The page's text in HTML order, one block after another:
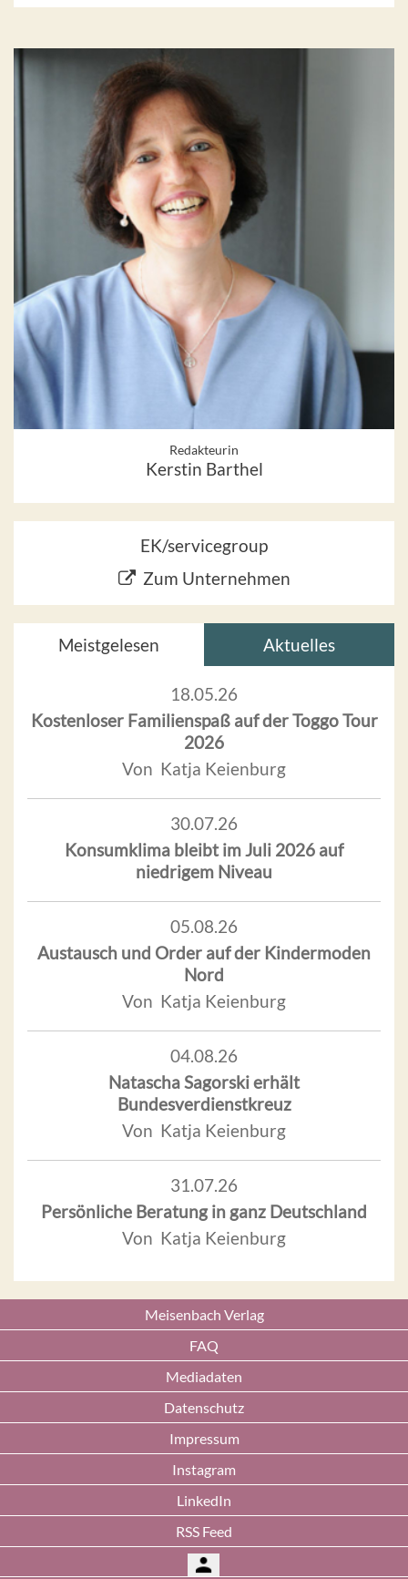
Redakteurin
Kerstin Barthel
EK/servicegroup
Zum Unternehmen
Meistgelesen Aktuelles
18.05.26
Kostenloser Familienspaß auf der Toggo Tour
2026
Von Katja Keienburg
30.07.26
Konsumklima bleibt im Juli 2026 auf
niedrigem Niveau
05.08.26
Austausch und Order auf der Kindermoden
Nord
Von Katja Keienburg
04.08.26
Natascha Sagorski erhält
Bundesverdienstkreuz
Von Katja Keienburg
31.07.26
Persönliche Beratung in ganz Deutschland
Von Katja Keienburg
Meisenbach Verlag
FAQ
Mediadaten
Datenschutz
Impressum
Instagram
LinkedIn
RSS Feed